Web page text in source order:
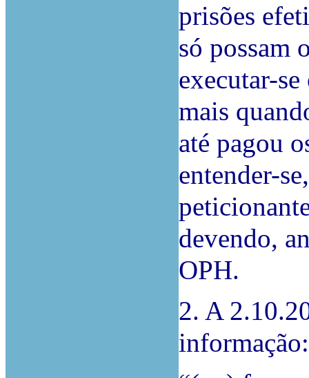
prisões
só possam
executar-
mais
até pagou
entender-
devendo,
OPH.
2. A
informação: